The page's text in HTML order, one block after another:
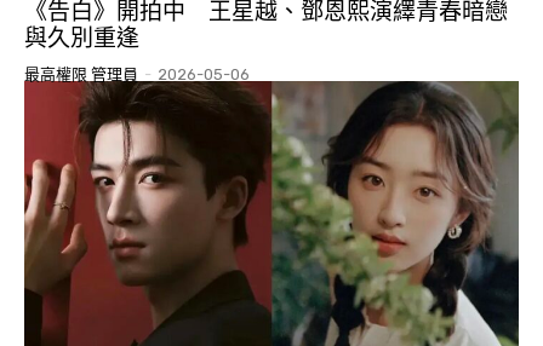
《告白》開拍中 王星越、鄧恩熙演繹青春暗戀
與久別重逢
最高權限 管理員 - 2026-05-06